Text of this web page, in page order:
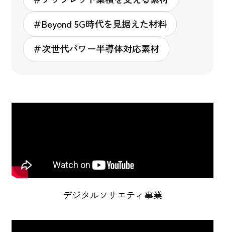
＃Beyond 5G時代を見据えた材料
＃次世代パワー半導体対応素材
デジタルソサエティ事業